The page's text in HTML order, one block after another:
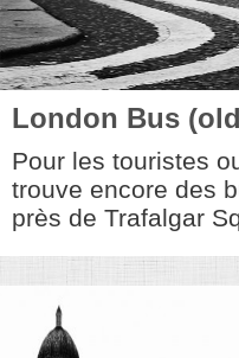
London Bus
Pour les touristes
trouve encore des
près de Trafalgar